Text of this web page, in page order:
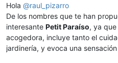
Hola @raul_pizarro
De los nombres que te han
interesante Petit Paraíso, ya
acogedora, incluye tanto el
jardinería, y evoca una